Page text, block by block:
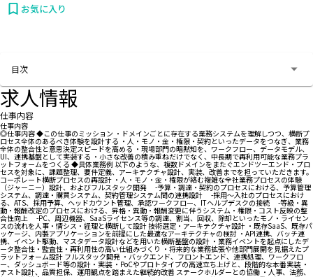
お気に入り
目次
求人情報
仕事内容
仕事内容
◎仕事内容 ◆この仕事のミッション ・ドメインごとに存在する業務システムを理解しつつ、横断プ
ロセス全体のあるべき体験を設計する ・人・モノ・金・権限・契約といったデータをつなぎ、業務
全体の整合性と意思決定スピードを高める ・現場部門の暗黙知を、ワークフロー、データモデル、
UI、連携基盤として実装する ・小さな改善の積み重ねだけでなく、中長期で再利用可能な業務プラ
ットフォームをつくる ◆具体業務例 以下のような、複数ドメインをまたぐエンドツーエンド・プロ
セスを対象に、課題整理、要件定義、アーキテクチャ設計、実装、改善までを担っていただきます。
コーポレート横断プロセスの再設計 ・人・モノ・金・権限が絡む複雑な全社業務プロセスの体験
（ジャーニー）設計、およびフルスタック開発 -予算・調達・契約のプロセスにおける、予算管理
システム、調達・購買システム、契約管理システム間の連携設計 -採用～入社のプロセスにおけ
る、ATS、採用予算、ヘッドカウント管理、承認ワークフロー、ITヘルプデスクの接続 -等級・異
動・報酬改定のプロセスにおける、昇格・異動・報酬変更に伴うシステム・権限・コスト反映の整
合性向上 -PC、周辺機器、SaaSライセンス等の調達、割当、回収、除却といったモノ・ライセン
スの流れを人事・情シス・経理と横断して設計 技術選定・アーキテクチャ設計 ・既存SaaS、既存パ
ッケージ、内製アプリケーションを前提にした最適なアーキテクチャの検討 ・API連携、バッチ連
携、イベント駆動、マスタデータ設計などを用いた横断基盤の設計 ・業務イベントを起点にしたデ
ータ整合性・監査性・再利用性の高い仕組みづくり ・将来的な業務拡張や他部門展開を見据えたプ
ラットフォーム設計 フルスタック開発 ・バックエンド、フロントエンド、連携処理、ワークフロ
ー、ダッシュボード等の設計・実装 ・PoCやプロトタイプの高速立ち上げと、段階的な本番実装 ・
テスト設計、品質担保、運用観点を踏まえた継続的改善 ステークホルダーとの協働 ・人事、法務、